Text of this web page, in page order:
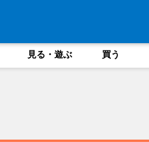
見る・遊ぶ 買う